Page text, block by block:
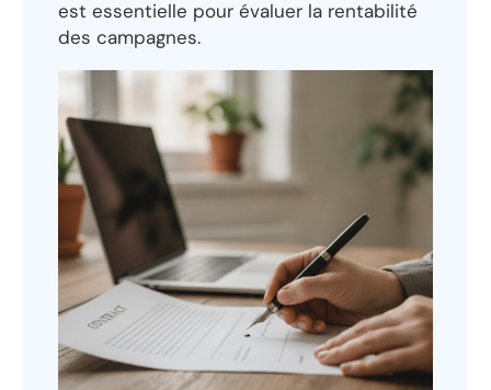
est essentielle pour évaluer la rentabilité
des campagnes.